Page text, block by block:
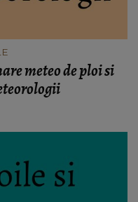
meteo de ploi si